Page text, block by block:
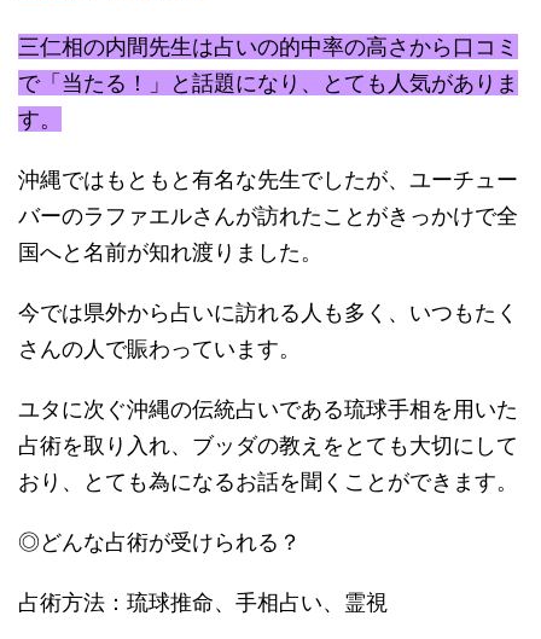
三仁相の内間先生は占いの的中率の高さから口コミ
で「当たる！」
と話題になり、とても人気がありま
す。
沖縄ではもともと有名な先生でしたが、 ユーチュー
バーのラファエルさんが訪れたことがきっかけで全
国へと名前が知れ渡りました。
今では県外から占いに訪れる人も多く、 いつもたく
さんの人で賑わっています。
ユタに次ぐ沖縄の伝統占いである琉球手相を用いた
占術を取り入れ、ブッダの教えをとても大切にして
おり、
とても為になるお話を聞くことができます。
◎どんな占術が受けられる？
占術方法：琉球推命、手相占い、霊視